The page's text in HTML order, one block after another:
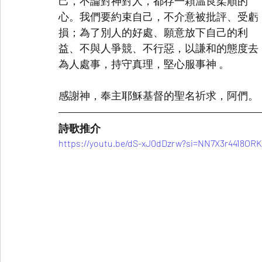
心。我們要約束自己，不介意被批評、受虧
損；為了別人的好處、願意放下自己的利
益、不與人爭競、不行惡，以謙和的態度去
為人處事，持守真理，堅心服事神 。
感謝神，奉主耶穌基督的聖名祈求，阿們。
詩歌推介
https://youtu.be/dS-